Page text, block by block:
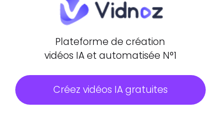
Plateforme de création
vidéos IA et automatisée N°1
Créez vidéos IA gratuites